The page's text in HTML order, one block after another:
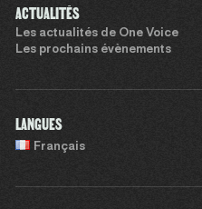
ACTUALITÉS
Les actualités de One Voice
Les prochains évènements
LANGUES
Français